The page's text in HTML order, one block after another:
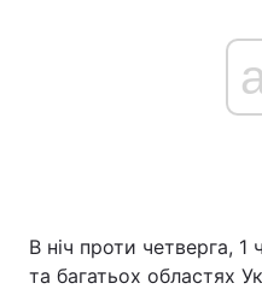
В ніч проти четверга,
та багатьох областях